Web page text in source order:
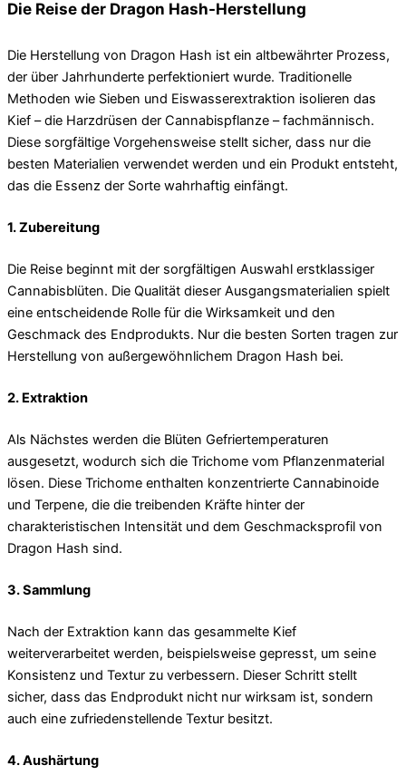
Die Reise der Dragon Hash-Herstellung
Die Herstellung von Dragon Hash ist ein altbewährter Prozess,
der über Jahrhunderte perfektioniert wurde. Traditionelle
Methoden wie Sieben und Eiswasserextraktion isolieren das
Kief – die Harzdrüsen der Cannabispflanze – fachmännisch.
Diese sorgfältige Vorgehensweise stellt sicher, dass nur die
besten Materialien verwendet werden und ein Produkt entsteht,
das die Essenz der Sorte wahrhaftig einfängt.
1. Zubereitung
Die Reise beginnt mit der sorgfältigen Auswahl erstklassiger
Cannabisblüten. Die Qualität dieser Ausgangsmaterialien spielt
eine entscheidende Rolle für die Wirksamkeit und den
Geschmack des Endprodukts. Nur die besten Sorten tragen zur
Herstellung von außergewöhnlichem Dragon Hash bei.
2. Extraktion
Als Nächstes werden die Blüten Gefriertemperaturen
ausgesetzt, wodurch sich die Trichome vom Pflanzenmaterial
lösen. Diese Trichome enthalten konzentrierte Cannabinoide
und Terpene, die die treibenden Kräfte hinter der
charakteristischen Intensität und dem Geschmacksprofil von
Dragon Hash sind.
3. Sammlung
Nach der Extraktion kann das gesammelte Kief
weiterverarbeitet werden, beispielsweise gepresst, um seine
Konsistenz und Textur zu verbessern. Dieser Schritt stellt
sicher, dass das Endprodukt nicht nur wirksam ist, sondern
auch eine zufriedenstellende Textur besitzt.
4. Aushärtung